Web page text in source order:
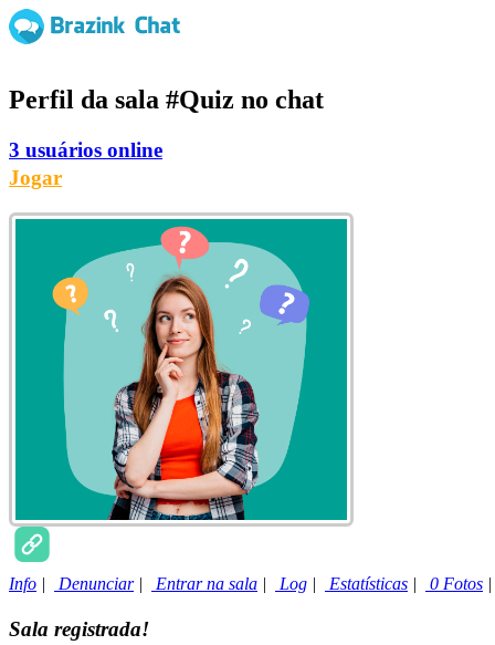
Perfil da sala #Quiz no chat
3 usuários online
Jogar
Info | Denunciar| Entrar na sala | Log | Estatísticas | 0 Fotos
Sala registrada!